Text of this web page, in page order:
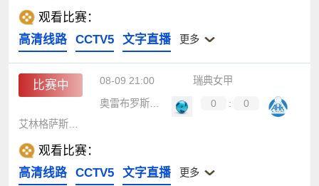
观看比赛：
高清线路
CCTV5 文字直播 更多
比赛中 08-09 21:00
瑞典女甲
奥雷布罗斯女足
0 :
0
观看比赛：
高清线路
CCTV5 文字直播 更多